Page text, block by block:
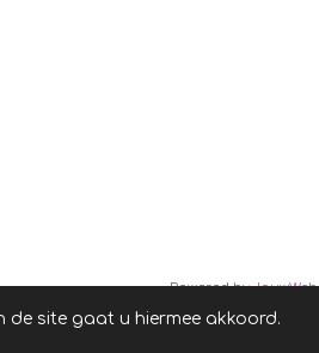
de site gaat u hiermee akkoord.
Powered byJouwWeb